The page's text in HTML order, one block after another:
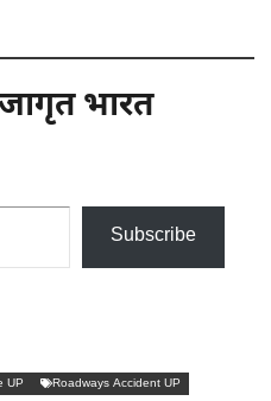
भारत
Subscribe
UP Roadways Accident UP